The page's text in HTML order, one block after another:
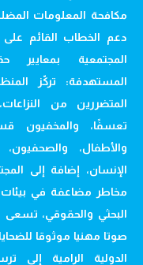
مكافحة المعلومات
دعم الخطاب القائم على
المجتمعية بمعايير
المستهدفة: تركّز
المتضررين من
تعسفًا، والمخفيون
والأطفال،
الإنسان، إضافة إلى
مخاطر مضاعفة في
البحثي والحقوقي،
صوتا مهنيا موثوقا
الدولية الرامية إلى